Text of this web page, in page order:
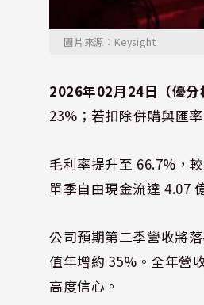
圖片來源：Keysight
2026年02月24日（優分
23%；若扣除併購與匯
毛利率提升至 66.7%，
單季自由現金流達 4.07
公司預期第二季營收將
值年增約 35%。全年營
高度信心。